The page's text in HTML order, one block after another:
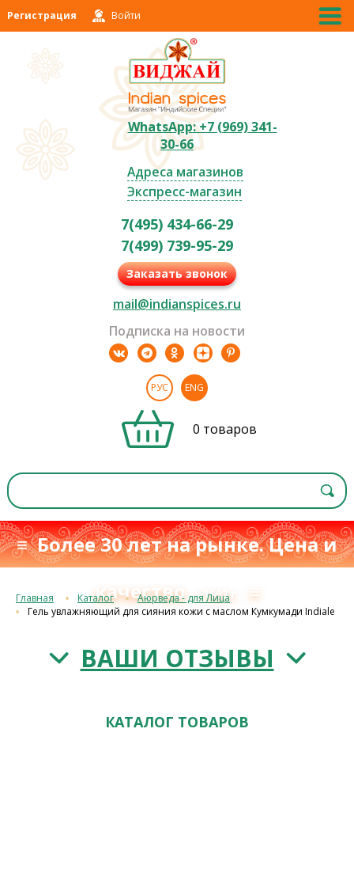
Регистрация Войти
WhatsApp: +7 (969) 341-
30-66
Адреса магазинов
Экспресс-магазин
7(495) 434-66-29
7(499) 739-95-29
Заказать звонок
mail@indianspices.ru
Подписка на новости
РУС ENG
0 товаров
≡ Более 30 лет на рынке. Цена и
качествос 1993 г. ≡
Главная Каталог
Аюрведа - для Лица
Гель увлажняющий для сияния кожи с маслом Кумкумади Indiale
ВАШИ ОТЗЫВЫ
КАТАЛОГ ТОВАРОВ